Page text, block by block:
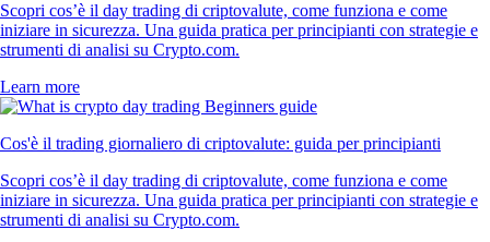
Scopri cos’è il day trading di criptovalute, come funziona e come
iniziare in sicurezza. Una guida pratica per principianti con strategie e
strumenti di analisi su Crypto.com.
Learn more
Cos'è il trading giornaliero di criptovalute: guida per principianti
Scopri cos’è il day trading di criptovalute, come funziona e come
iniziare in sicurezza. Una guida pratica per principianti con strategie e
strumenti di analisi su Crypto.com.